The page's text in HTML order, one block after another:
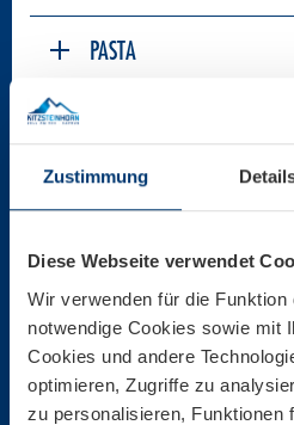
Zustimmung
Diese Webseite verwendet
Wir verwenden für die
notwendige Cookies sowie mit
Cookies und andere
optimieren, Zugriffe zu
zu personalisieren, Funktionen
PASTA
BAKED POTATOES
BURGERS & FRIES
LOADED FRIES
PIZZA